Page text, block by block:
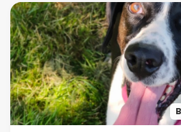
Dans un rayon autour de
Espèce
Sexe